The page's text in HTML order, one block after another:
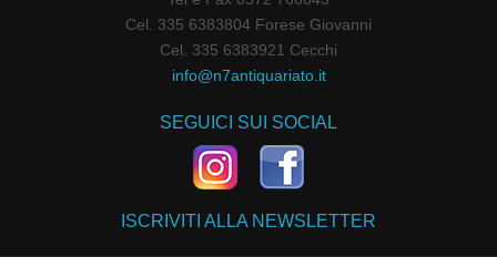
Cel. 335 6383804 Forese Giovanni
Cel. 335 6383921 Cecchi
info@n7antiquariato.it
SEGUICI SUI SOCIAL
ISCRIVITI ALLA NEWSLETTER